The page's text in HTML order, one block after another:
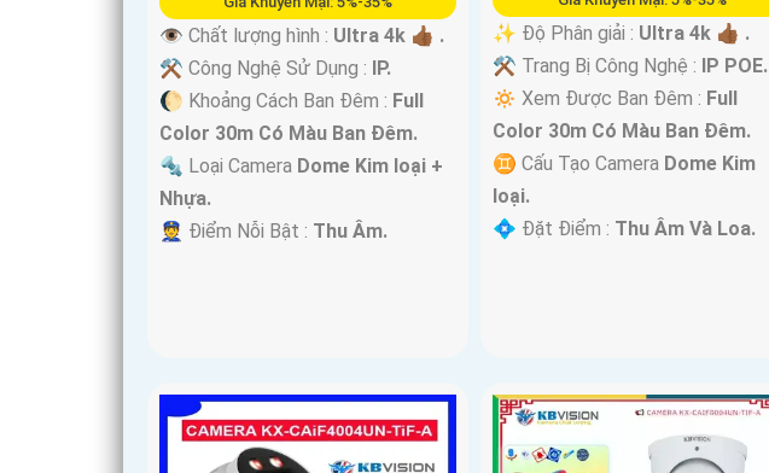
👁 Chất lượng hình : Ultra 4k 👍🏾 .
⚒ Công Nghệ Sử Dụng : IP.
🌔 Khoảng Cách Ban Đêm : Full
Color 30m Có Màu Ban Ðêm.
🔩 Loại Camera Dome Kim loại +
Nhựa.
️👮 Điểm Nỗi Bật : Thu Âm.
✨ Độ Phân giải : Ultra 4k 👍🏾 .
⚒ Trang Bị Công Nghệ : IP POE.
🔅 Xem Được Ban Đêm : Full
Color 30m Có Màu Ban Ðêm.
♊ Cấu Tạo Camera Dome Kim
loại.
️💠 Đặt Điểm : Thu Âm Và Loa.